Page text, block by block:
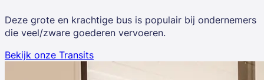
Deze grote en krachtige bus is populair bij ondernemers
die veel/zware goederen vervoeren.
Bekijk onze Transits